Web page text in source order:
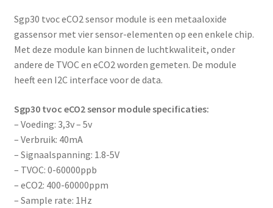
Sgp30 tvoc eCO2 sensor module is een metaaloxide
gassensor met vier sensor-elementen op een enkele chip.
Met deze module kan binnen de luchtkwaliteit, onder
andere de TVOC en eCO2 worden gemeten. De module
heeft een I2C interface voor de data.
Sgp30 tvoc eCO2 sensor module specificaties:
– Voeding: 3,3v – 5v
– Verbruik: 40mA
– Signaalspanning: 1.8-5V
– TVOC: 0-60000ppb
– eCO2: 400-60000ppm
– Sample rate: 1Hz